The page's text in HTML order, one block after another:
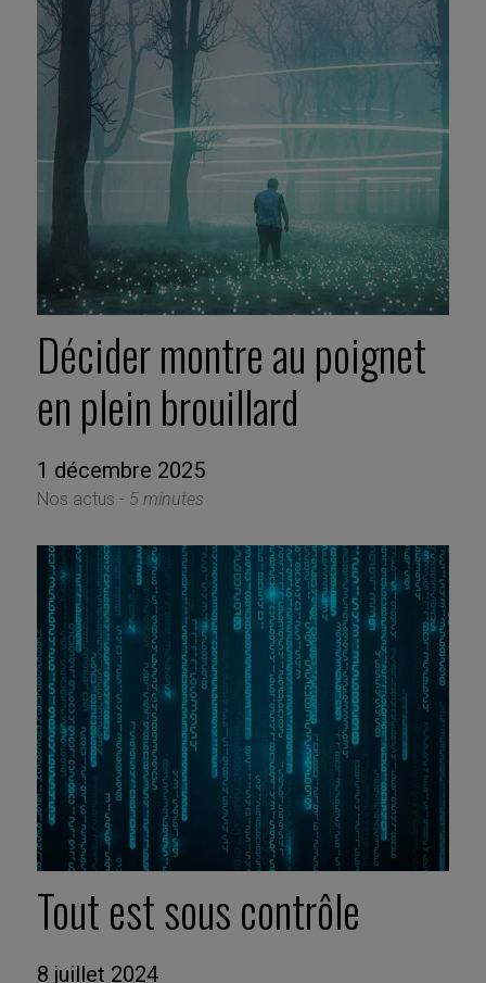
Décider montre au poignet
en plein brouillard
1 décembre 2025
Nos actus - 5 minutes
Tout est sous contrôle
8 juillet 2024